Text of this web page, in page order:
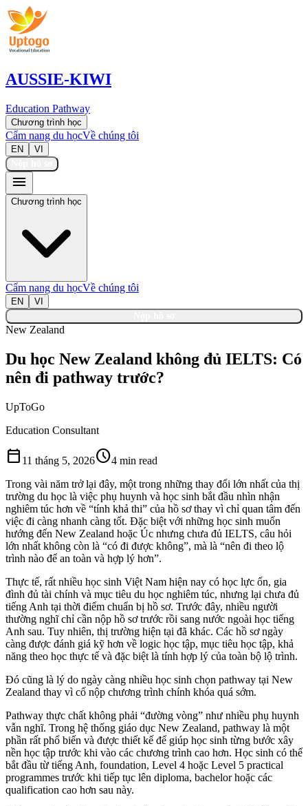
AUSSIE-KIWI
Education Pathway
Chương trình học
Cẩm nang du họcVề chúng tôi
EN
VI
menu
Chương trình học
Cẩm nang du họcVề chúng tôi
EN
VI
New Zealand
Du học New Zealand không đủ IELTS: Có
nên đi pathway trước?
UpToGo
Education Consultant
calendar_today 11 tháng 5, 2026schedule4 min read
Trong vài năm trở lại đây, một trong những thay đổi lớn nhất của thị
trường du học là việc phụ huynh và học sinh bắt đầu nhìn nhận
nghiêm túc hơn về “tính khả thi” của hồ sơ thay vì chỉ quan tâm đến
việc đi càng nhanh càng tốt. Đặc biệt với những học sinh muốn
hướng đến New Zealand hoặc Úc nhưng chưa đủ IELTS, câu hỏi
lớn nhất không còn là “có đi được không”, mà là “nên đi theo lộ
trình nào để an toàn và hợp lý hơn”.
Thực tế, rất nhiều học sinh Việt Nam hiện nay có học lực ổn, gia
đình đủ tài chính và mục tiêu du học nghiêm túc, nhưng lại chưa đủ
tiếng Anh tại thời điểm chuẩn bị hồ sơ. Trước đây, nhiều người
thường nghĩ chỉ cần nộp hồ sơ trước rồi sang nước ngoài học tiếng
Anh sau. Tuy nhiên, thị trường hiện tại đã khác. Các hồ sơ ngày
càng được đánh giá kỹ hơn về logic học tập, mục tiêu học tập, khả
năng theo học thực tế và đặc biệt là tính hợp lý của toàn bộ lộ trình.
Đó cũng là lý do ngày càng nhiều học sinh chọn pathway tại New
Zealand thay vì cố nộp chương trình chính khóa quá sớm.
Pathway thực chất không phải “đường vòng” như nhiều phụ huynh
vẫn nghĩ. Trong hệ thống giáo dục New Zealand, pathway là một
phần rất phổ biến và được thiết kế để giúp học sinh từng bước xây
nền học tập trước khi vào các chương trình cao hơn. Học sinh có thể
bắt đầu từ tiếng Anh, foundation, Level 4 hoặc Level 5 practical
programmes trước khi tiếp tục lên diploma, bachelor hoặc các
qualification cao hơn sau này.